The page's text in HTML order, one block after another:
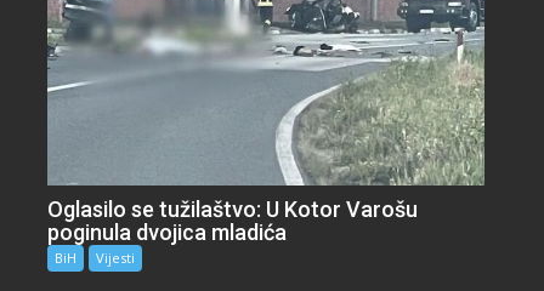
Oglasilo se tužilaštvo: U Kotor Varošu
poginula dvojica mladića
BiH Vijesti